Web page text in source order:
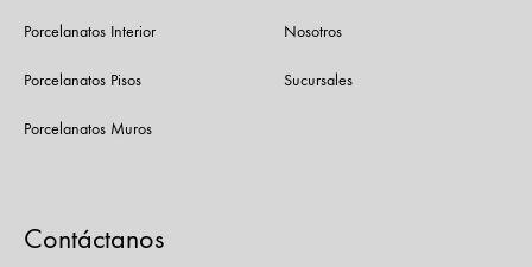
Porcelanatos Interior
Porcelanatos Pisos
Porcelanatos Muros
Nosotros
Sucursales
Contáctanos